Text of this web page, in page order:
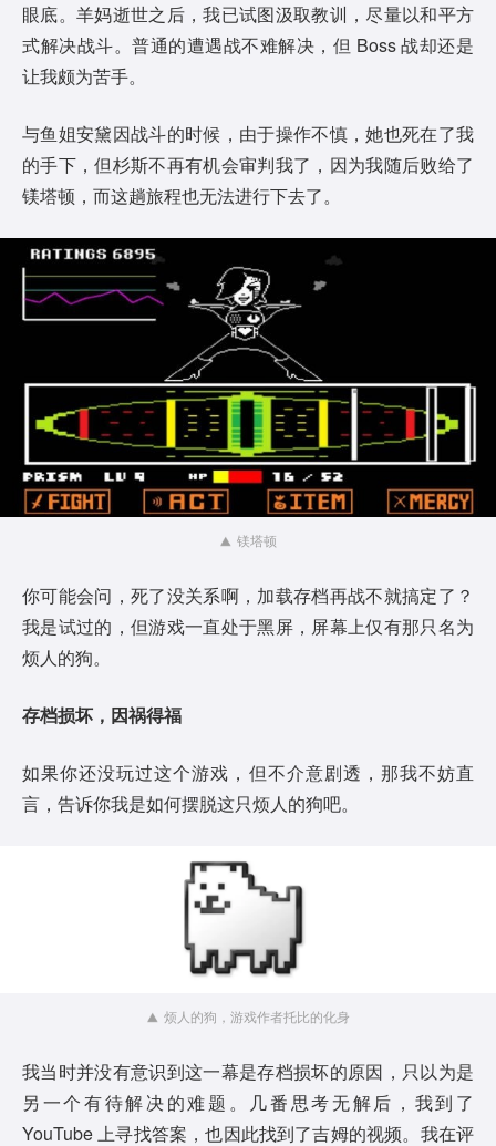
眼底。羊妈逝世之后，我已试图汲取教训，尽量以和平方
式解决战斗。普通的遭遇战不难解决，但 Boss 战却还是
让我颇为苦手。
与鱼姐安黛因战斗的时候，由于操作不慎，她也死在了我
的手下，但杉斯不再有机会审判我了，因为我随后败给了
镁塔顿，而这趟旅程也无法进行下去了。
镁塔顿
你可能会问，死了没关系啊，加载存档再战不就搞定了？
我是试过的，但游戏一直处于黑屏，屏幕上仅有那只名为
烦人的狗。
存档损坏，因祸得福
如果你还没玩过这个游戏，但不介意剧透，那我不妨直
言，告诉你我是如何摆脱这只烦人的狗吧。
烦人的狗，游戏作者托比的化身
我当时并没有意识到这一幕是存档损坏的原因，只以为是
另一个有待解决的难题。几番思考无解后，我到了
YouTube 上寻找答案，也因此找到了吉姆的视频。我在评